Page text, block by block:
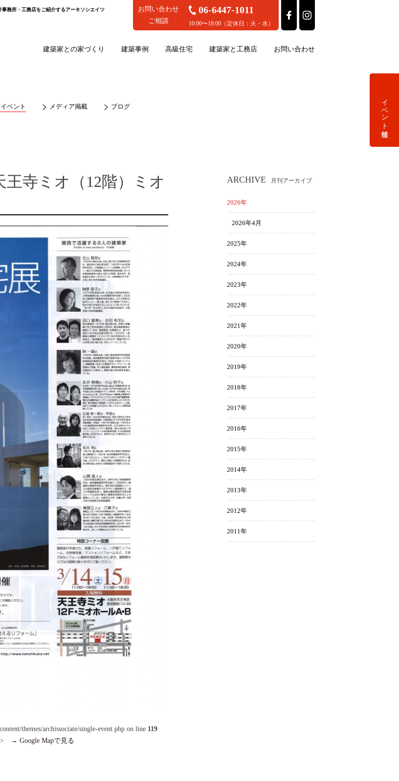
務所・工務店をご紹介するアーキソシエイツ
お問い合わせ
ご相談
06-6447-1011
10:00〜18:00（定休日：火・水）
建築家との家づくり 建築事例 高級住宅 建築家と工務店 お問い合わせ
イベント情報
イベント メディア掲載 ブログ
王寺ミオ（12階）ミオ
themes/archissociate/single-event.php on line 119
→ Google Mapで見る
ARCHIVE 月刊アーカイブ
2026年
2026年4月
2025年
2024年
2023年
2022年
2021年
2020年
2019年
2018年
2017年
2016年
2015年
2014年
2013年
2012年
2011年